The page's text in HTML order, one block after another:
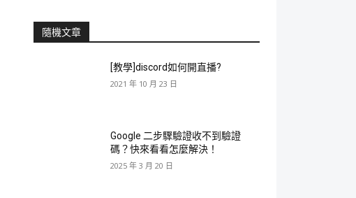
隨機文章
[教學]discord如何開直播?
2021 年 10 月 23 日
Google 二步驟驗證收不到驗證
碼？快來看看怎麼解決！
2025 年 3 月 20 日